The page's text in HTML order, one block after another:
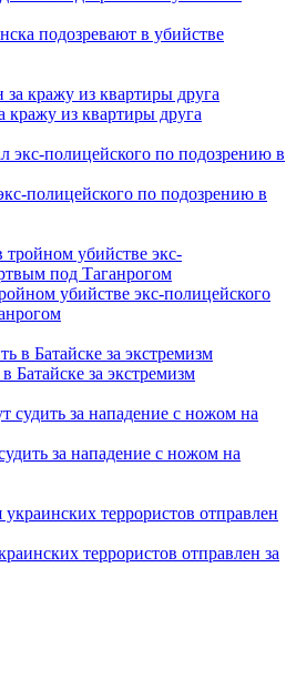
подозревают в убийстве
из квартиры друга
полицейского по подозрению в
убийстве экс-полицейского
Батайске за экстремизм
за нападение с ножом на
террористов отправлен за